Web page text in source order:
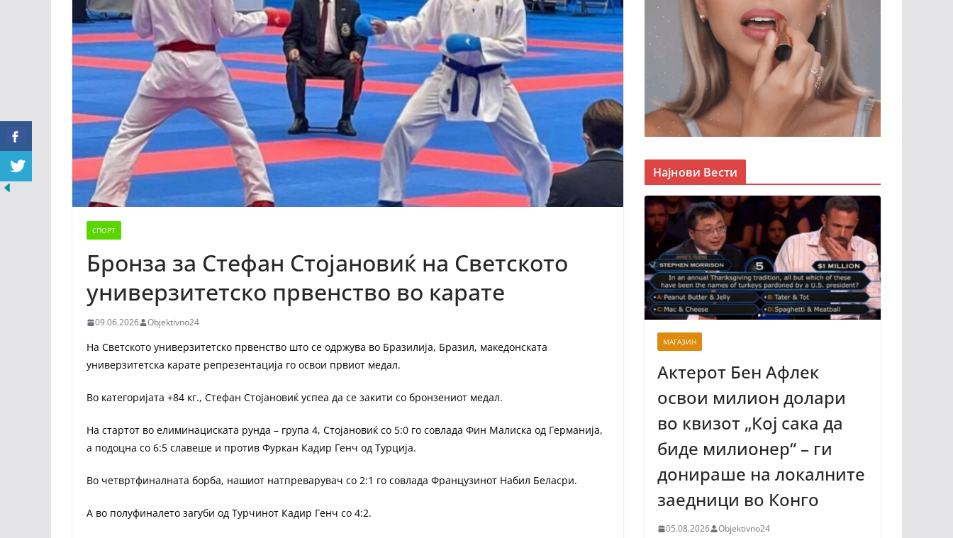
СПОРТ
Бронза за Стефан Стојановиќ на Светското
универзитетско првенство во карате
09.06.2026 Objektivno24
На Светското универзитетско првенство што се одржува во Бразилија, Бразил, македонската
универзитетска карате репрезентација го освои првиот медал.
Во категоријата +84 кг., Стефан Стојановиќ успеа да се закити со бронзениот медал.
На стартот во елиминациската рунда – група 4, Стојановиќ со 5:0 го совлада Фин Малиска од Германија,
а подоцна со 6:5 славеше и против Фуркан Кадир Генч од Турција.
Во четвртфиналната борба, нашиот натпреварувач со 2:1 го совлада Французинот Набил Беласри.
А во полуфиналето загуби од Турчинот Кадир Генч со 4:2.
Најнови Вести
МАГАЗИН
Актерот Бен Афлек
освои милион долари
во квизот „Кој сака да
биде милионер“ – ги
донираше на локалните
заедници во Конго
05.08.2026 Objektivno24